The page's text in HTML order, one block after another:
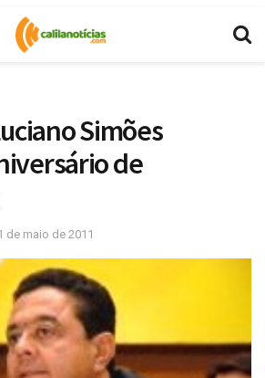
Simões
de
de maio de 2011